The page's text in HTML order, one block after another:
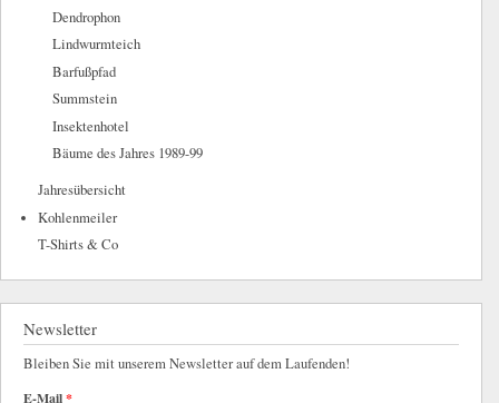
Dendrophon
Lindwurmteich
Barfußpfad
Summstein
Insektenhotel
Bäume des Jahres 1989-99
Jahresübersicht
Kohlenmeiler
T-Shirts & Co
Newsletter
Bleiben Sie mit unserem Newsletter auf dem Laufenden!
E-Mail*